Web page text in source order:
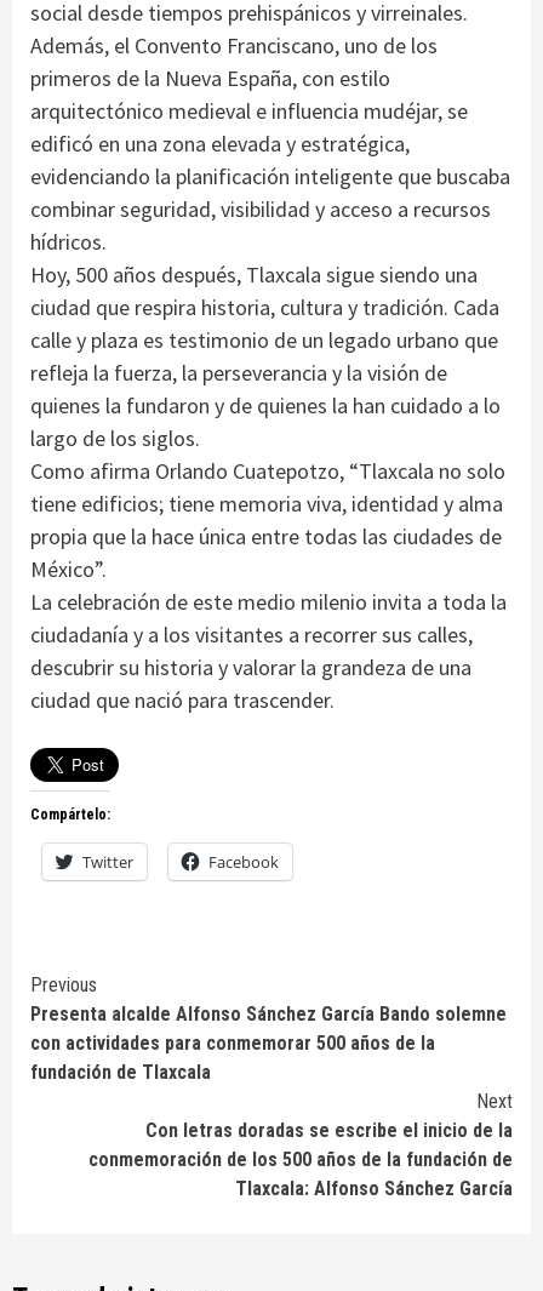
social desde tiempos prehispánicos y virreinales.
Además, el Convento Franciscano, uno de los
primeros de la Nueva España, con estilo
arquitectónico medieval e influencia mudéjar, se
edificó en una zona elevada y estratégica,
evidenciando la planificación inteligente que buscaba
combinar seguridad, visibilidad y acceso a recursos
hídricos.
Hoy, 500 años después, Tlaxcala sigue siendo una
ciudad que respira historia, cultura y tradición. Cada
calle y plaza es testimonio de un legado urbano que
refleja la fuerza, la perseverancia y la visión de
quienes la fundaron y de quienes la han cuidado a lo
largo de los siglos.
Como afirma Orlando Cuatepotzo, “Tlaxcala no solo
tiene edificios; tiene memoria viva, identidad y alma
propia que la hace única entre todas las ciudades de
México”.
La celebración de este medio milenio invita a toda la
ciudadanía y a los visitantes a recorrer sus calles,
descubrir su historia y valorar la grandeza de una
ciudad que nació para trascender.
Compártelo:
Twitter Facebook
Continue
Reading
Previous
Presenta alcalde Alfonso Sánchez García Bando solemne
con actividades para conmemorar 500 años de la
fundación de Tlaxcala
Next
Con letras doradas se escribe el inicio de la
conmemoración de los 500 años de la fundación de
Tlaxcala: Alfonso Sánchez García